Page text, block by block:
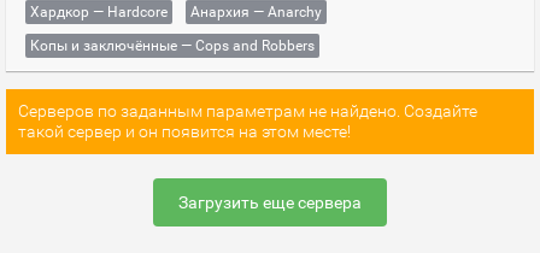
Хардкор — Hardcore
Анархия — Anarchy
Копы и заключённые — Cops and Robbers
Серверов по заданным параметрам не найдено. Создайте
такой сервер и он появится на этом месте!
Загрузить еще сервера